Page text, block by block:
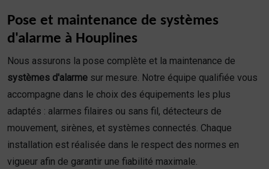
Pose et maintenance de systèmes
d'alarme à Houplines
Nous assurons la pose complète et la maintenance de
systèmes d'alarme sur mesure. Notre équipe qualifiée vous
accompagne dans le choix des équipements les plus
adaptés : alarmes filaires ou sans fil, détecteurs de
mouvement, sirènes, et systèmes connectés. Chaque
installation est réalisée dans le respect des normes en
vigueur afin de garantir une fiabilité maximale.